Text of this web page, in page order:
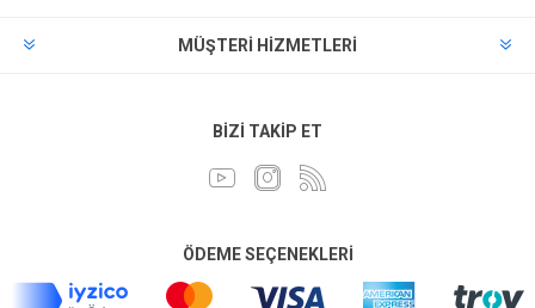
MÜŞTERI HIZMETLERI
BIZI TAKIP ET
ÖDEME SEÇENEKLERI